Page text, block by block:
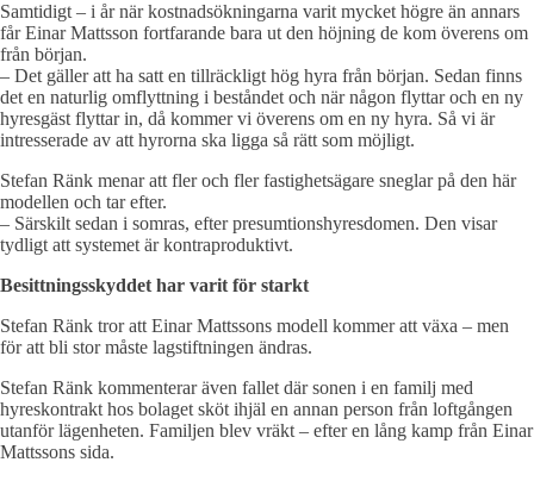
Samtidigt – i år när kostnadsökningarna varit mycket högre än annars
får Einar Mattsson fortfarande bara ut den höjning de kom överens om
från början.
– Det gäller att ha satt en tillräckligt hög hyra från början. Sedan finns
det en naturlig omflyttning i beståndet och när någon flyttar och en ny
hyresgäst flyttar in, då kommer vi överens om en ny hyra. Så vi är
intresserade av att hyrorna ska ligga så rätt som möjligt.
Stefan Ränk menar att fler och fler fastighetsägare sneglar på den här
modellen och tar efter.
– Särskilt sedan i somras, efter presumtionshyresdomen. Den visar
tydligt att systemet är kontraproduktivt.
Besittningsskyddet har varit för starkt
Stefan Ränk tror att Einar Mattssons modell kommer att växa – men
för att bli stor måste lagstiftningen ändras.
Stefan Ränk kommenterar även fallet där sonen i en familj med
hyreskontrakt hos bolaget sköt ihjäl en annan person från loftgången
utanför lägenheten. Familjen blev vräkt – efter en lång kamp från Einar
Mattssons sida.